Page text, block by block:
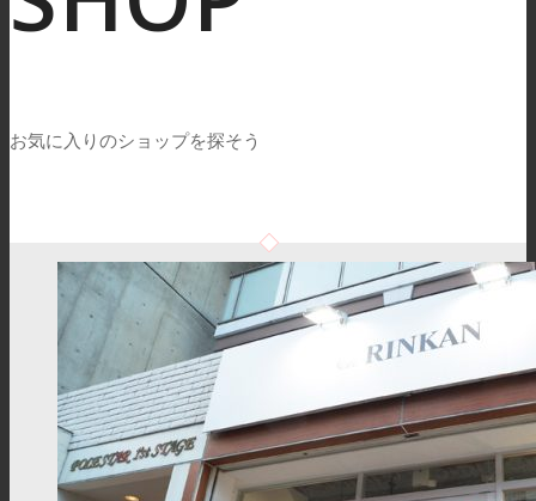
お気に入りのショップを探そう